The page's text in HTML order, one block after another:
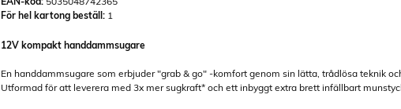
För hel kartong beställ: 1
12V kompakt handdammsugare
En handdammsugare som erbjuder "grab & go" -komfort genom sin lätta, trådlösa teknik
Utformad för att leverera med 3x mer sugkraft* och ett inbyggt extra brett infällbart